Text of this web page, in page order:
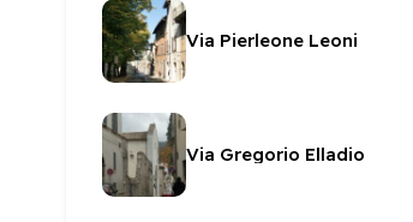
Via Pierleone Leoni
Via Gregorio Elladio